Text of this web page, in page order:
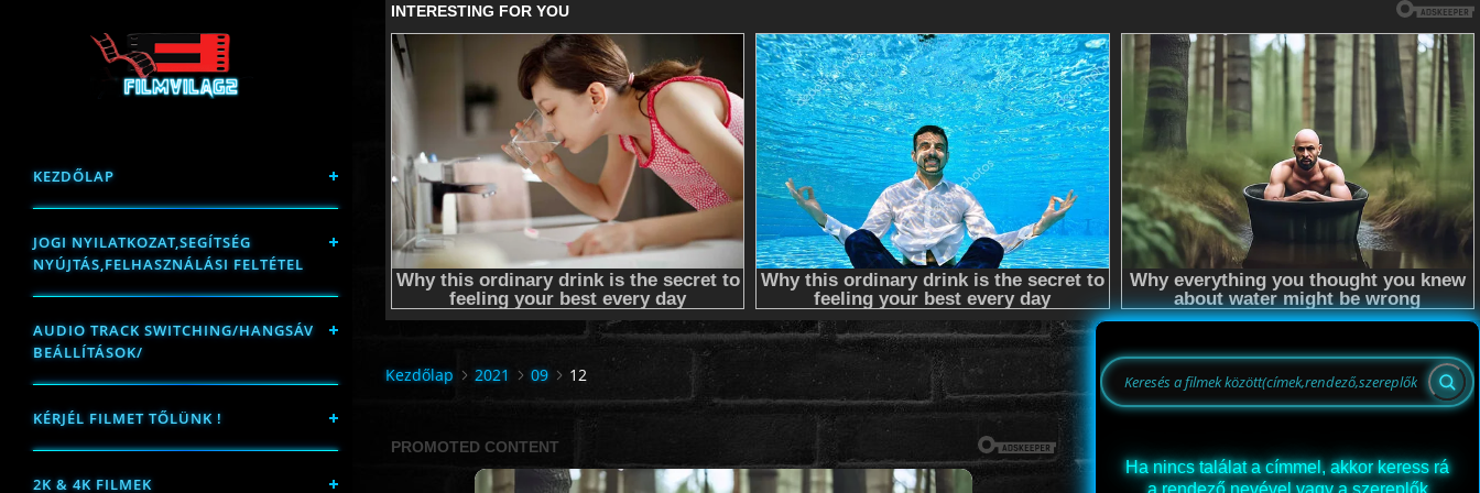
KEZDŐLAP
JOGI NYILATKOZAT,SEGÍTSÉG
NYÚJTÁS,FELHASZNÁLÁSI FELTÉTEL
AUDIO TRACK SWITCHING/HANGSÁV
BEÁLLÍTÁSOK/
KÉRJÉL FILMET TŐLÜNK !
2K & 4K FILMEK
Kezdőlap 2021 09 12
Ha nincs találat a címmel, akkor keress rá
a rendező nevével vagy a szereplők